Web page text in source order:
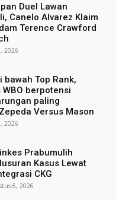
Duel Lawan
Canelo Alvarez Klaim
Terence Crawford
2026
bawah Top Rank,
WBO berpotensi
paling
Versus Mason
2026
Prabumulih
Kasus Lewat
CKG
6, 2026